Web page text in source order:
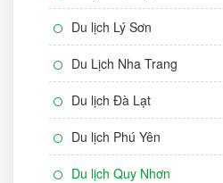
Du lịch Lý Sơn
Du Lịch Nha Trang
Du lịch Đà Lạt
Du lịch Phú Yên
Du lịch Quy Nhơn